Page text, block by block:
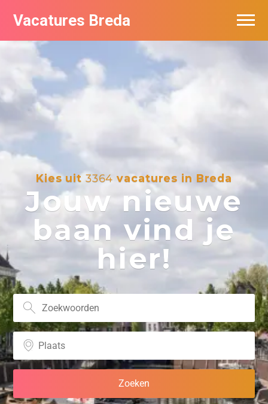
Vacatures Breda
Kies uit 3364 vacatures in Breda
Jouw nieuwe
baan vind je
hier!
Vacatures per bedrijf in Breda
De populairste vacatures in Breda
Nieuwsbrief feed